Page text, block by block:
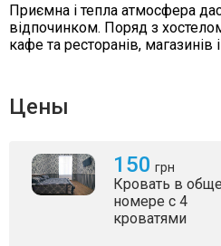
Приємна і тепла атмосфера
відпочинком. Поряд з
кафе та ресторанів, магазинів
Цены
150 грн
Кровать в
номере с 4
кроватями